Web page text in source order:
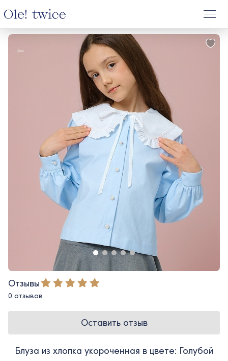
Отзывы
0 отзывов
Оставить отзыв
Блуза из хлопка укороченная в цвете: Голубой